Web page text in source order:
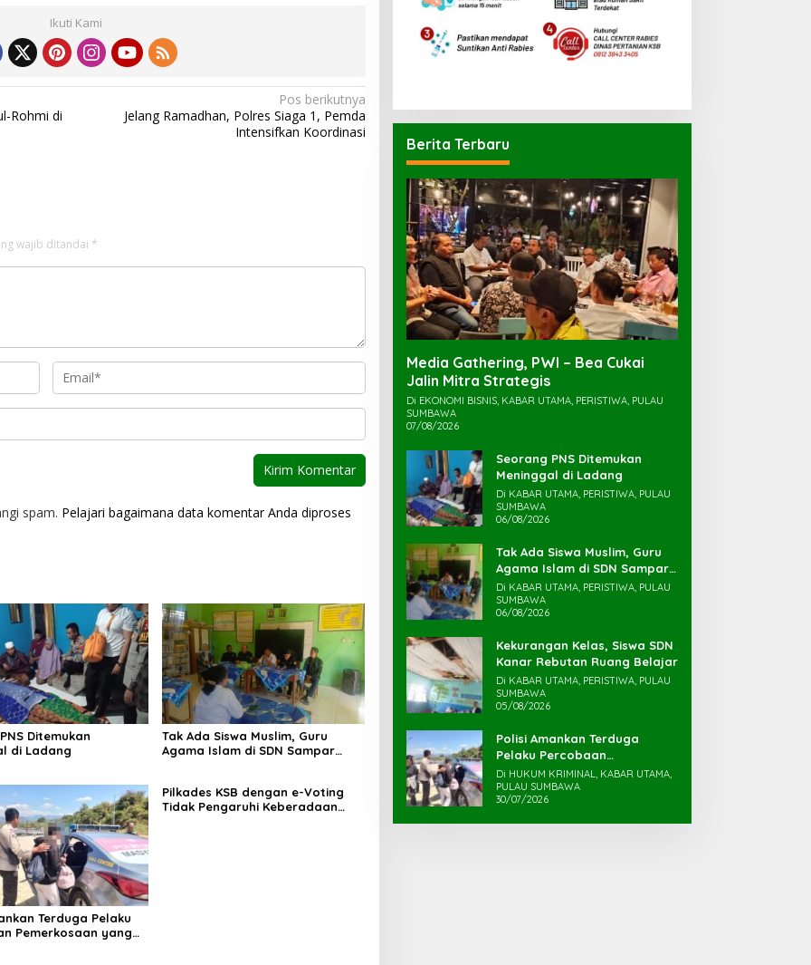
Ikuti Kami
Rohmi di
Pos berikutnya
Jelang Ramadhan, Polres Siaga 1, Pemda
Intensifkan Koordinasi
wajib ditandai *
spam. Pelajari bagaimana data komentar Anda diproses
Ditemukan
di Ladang
Tak Ada Siswa Muslim, Guru
Agama Islam di SDN Sampar
Terduga Pelaku
Pemerkosaan yang
Pilkades KSB dengan e-Voting
Tidak Pengaruhi Keberadaan
Berita Terbaru
Media Gathering, PWI – Bea Cukai
Jalin Mitra Strategis
Di EKONOMI BISNIS, KABAR UTAMA, PERISTIWA, PULAU
SUMBAWA
07/08/2026
Seorang PNS Ditemukan
Meninggal di Ladang
Di KABAR UTAMA, PERISTIWA, PULAU
SUMBAWA
06/08/2026
Tak Ada Siswa Muslim, Guru
Agama Islam di SDN Sampar
Maras Terkatung-katung ‎
Di KABAR UTAMA, PERISTIWA, PULAU
SUMBAWA
06/08/2026
Kekurangan Kelas, Siswa SDN
Kanar Rebutan Ruang Belajar
Di KABAR UTAMA, PERISTIWA, PULAU
SUMBAWA
05/08/2026
Polisi Amankan Terduga
Pelaku Percobaan
Pemerkosaan yang Ancam
Korban dengan Parang
Di HUKUM KRIMINAL, KABAR UTAMA,
PULAU SUMBAWA
30/07/2026